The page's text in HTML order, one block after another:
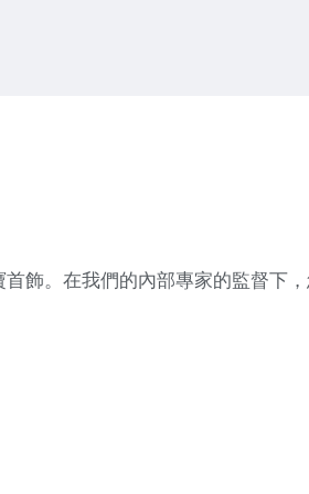
飾。在我們的內部專家的監督下